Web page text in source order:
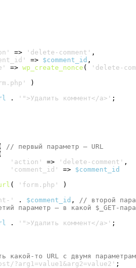
=> 'delete-comment' ,
=> $comment_id ,
=> wp_create_nonce (
'delete-
)
. '">Удалить коммент</a>' ;
// первый параметр – URL
'action'
=> 'delete-comment' ,
'comment_id'
=> $comment_id
( 'form.php'
)
'
. $comment_id ,
// второй
параметр – в какой $_GET-
. '">Удалить коммент</a>' ;
какой-то URL с двумя
?arg1=value1&arg2=value2' ;